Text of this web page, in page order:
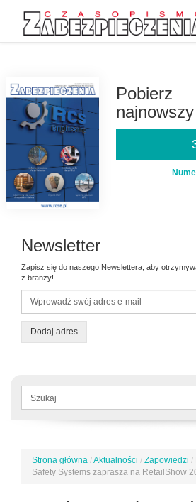
Pobierz
Newsletter
Zapisz się do naszego Newslettera, aby
z branży!
Dodaj adres
Formularz
wyszukiwania
Jesteś
tutaj
Strona główna /Aktualności / Zapowiedzi /
Safety Systems zaprasza na RetailShow